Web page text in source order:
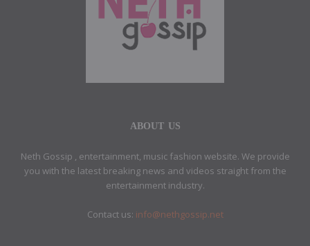
ABOUT US
Neth Gossip , entertainment, music fashion website. We provide
you with the latest breaking news and videos straight from the
entertainment industry.
Contact us: info@nethgossip.net